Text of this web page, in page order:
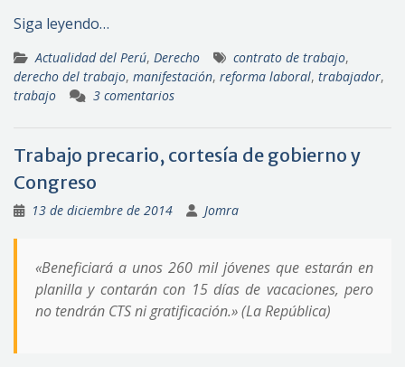
Siga leyendo…
Actualidad del Perú, Derecho contrato de trabajo,
derecho del trabajo, manifestación, reforma laboral, trabajador,
trabajo
3 comentarios
Trabajo precario, cortesía de gobierno y
Congreso
13 de diciembre de 2014 Jomra
«Beneficiará a unos 260 mil jóvenes que estarán en
planilla y contarán con 15 días de vacaciones, pero
no tendrán CTS ni gratificación.» (La República)